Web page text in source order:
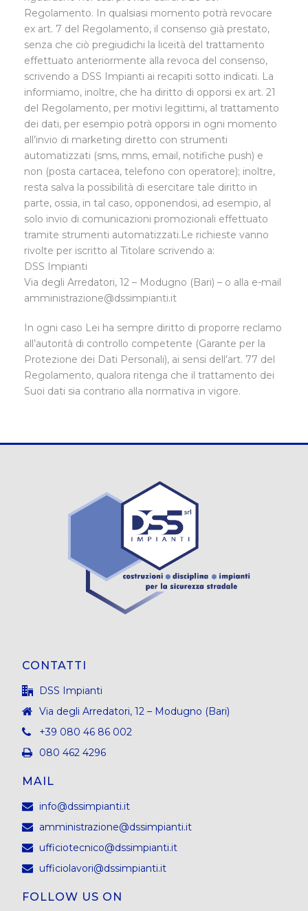
Regolamento. In qualsiasi momento potrà revocare
ex art. 7 del Regolamento, il consenso già prestato,
senza che ciò pregiudichi la liceità del trattamento
effettuato anteriormente alla revoca del consenso,
scrivendo a DSS Impianti ai recapiti sotto indicati. La
informiamo, inoltre, che ha diritto di opporsi ex art. 21
del Regolamento, per motivi legittimi, al trattamento
dei dati, per esempio potrà opporsi in ogni momento
all’invio di marketing diretto con strumenti
automatizzati (sms, mms, email, notifiche push) e
non (posta cartacea, telefono con operatore); inoltre,
resta salva la possibilità di esercitare tale diritto in
parte, ossia, in tal caso, opponendosi, ad esempio, al
solo invio di comunicazioni promozionali effettuato
tramite strumenti automatizzati.Le richieste vanno
rivolte per iscritto al Titolare scrivendo a:
DSS Impianti
Via degli Arredatori, 12 – Modugno (Bari) – o alla e-mail
amministrazione@dssimpianti.it
In ogni caso Lei ha sempre diritto di proporre reclamo
all’autorità di controllo competente (Garante per la
Protezione dei Dati Personali), ai sensi dell’art. 77 del
Regolamento, qualora ritenga che il trattamento dei
Suoi dati sia contrario alla normativa in vigore.
CONTATTI
DSS Impianti
Via degli Arredatori, 12 – Modugno (Bari)
+39 080 46 86 002
080 462 4296
MAIL
info@dssimpianti.it
amministrazione@dssimpianti.it
ufficiotecnico@dssimpianti.it
ufficiolavori@dssimpianti.it
FOLLOW US ON